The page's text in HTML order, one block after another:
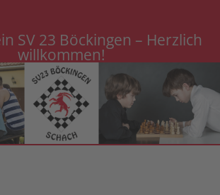
SV 23 Böckingen – Herzlich
willkommen!
Gehe